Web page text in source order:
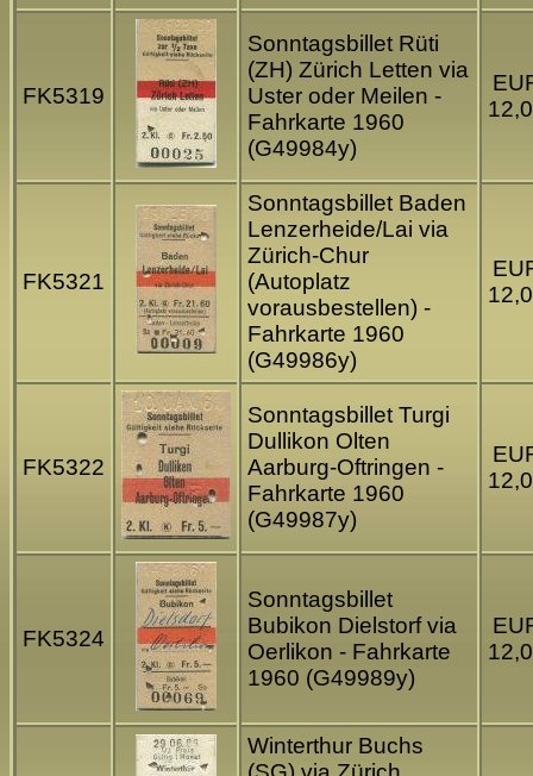
FK5319
Sonntagsbillet Rüti
(ZH) Zürich Letten via
Uster oder Meilen -
Fahrkarte 1960
(G49984y)
FK5321
Sonntagsbillet Baden
Lenzerheide/Lai via
Zürich-Chur
(Autoplatz
vorausbestellen) -
Fahrkarte 1960
(G49986y)
FK5322
Sonntagsbillet Turgi
Dullikon Olten
Aarburg-Oftringen -
Fahrkarte 1960
(G49987y)
FK5324
Sonntagsbillet
Bubikon Dielstorf via
Oerlikon - Fahrkarte
1960 (G49989y)
Winterthur Buchs